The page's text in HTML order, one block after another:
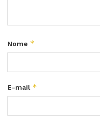
Nome *
E-mail *